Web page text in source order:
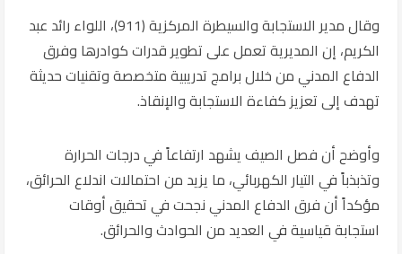
وقال مدير الاستجابة والسيطرة المركزية (911)، اللواء رائد عبد
الكريم، إن المديرية تعمل على تطوير قدرات كوادرها وفرق
الدفاع المدني من خلال برامج تدريبية متخصصة وتقنيات حديثة
تهدف إلى تعزيز كفاءة الاستجابة والإنقاذ.
وأوضح أن فصل الصيف يشهد ارتفاعاً في درجات الحرارة
وتذبذباً في التيار الكهربائي، ما يزيد من احتمالات اندلاع الحرائق،
مؤكداً أن فرق الدفاع المدني نجحت في تحقيق أوقات
استجابة قياسية في العديد من الحوادث والحرائق.